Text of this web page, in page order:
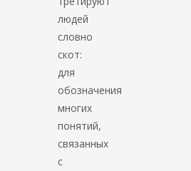
людей
словно
скот:
для
обозначения
многих
понятий,
связанных
с